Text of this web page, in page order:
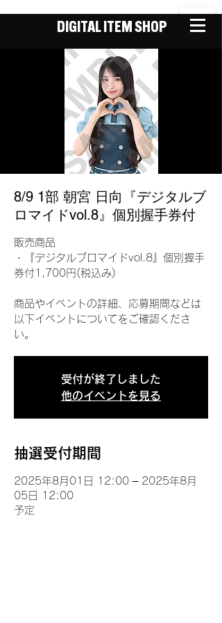
DIGITAL ITEM SHOP
8/9 1部 朝宮 日向『デジタルブ
ロマイドvol.8』個別握手券付
販売商品
・『デジタルブロマイドvol.8』個別握手
券付1,700円(税込み)
商品やイベントの詳細、応募期間などは
以下イベントについてをご確認くださ
い。
受付が終了しました
他のイベントを見る
抽選受付期間
2025年8月01日 12:00 – 2025年8月
05日 12:00
予定